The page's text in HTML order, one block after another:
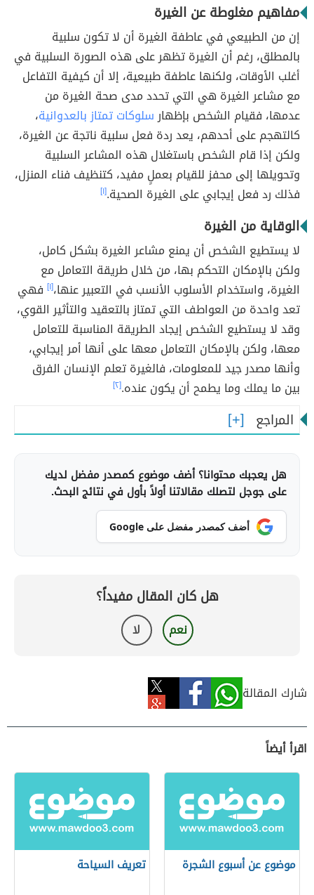
مفاهيم مغلوطة عن الغيرة
إن من الطبيعي في عاطفة الغيرة أن لا تكون سلبية
بالمطلق، رغم أن الغيرة تظهر على هذه الصورة السلبية في
أغلب الأوقات، ولكنها عاطفة طبيعية، إلا أن كيفية التفاعل
مع مشاعر الغيرة هي التي تحدد مدى صحة الغيرة من
عدمها، فقيام الشخص بإظهارسلوكات تمتاز بالعدوانية،
كالتهجم على أحدهم، يعد ردة فعل سلبية ناتجة عن الغيرة،
ولكن إذا قام الشخص باستغلال هذه المشاعر السلبية
وتحويلها إلى محفز للقيام بعملٍ مفيد، كتنظيف فناء المنزل،
فذلك رد فعل إيجابي على الغيرة الصحية.[١]
الوقاية من الغيرة
لا يستطيع الشخص أن يمنع مشاعر الغيرة بشكل كامل،
ولكن بالإمكان التحكم بها، من خلال طريقة التعامل مع
الغيرة، واستخدام الأسلوب الأنسب في التعبير عنها،[١] فهي
تعد واحدة من العواطف التي تمتاز بالتعقيد والتأثير القوي،
وقد لا يستطيع الشخص إيجاد الطريقة المناسبة للتعامل
معها، ولكن بالإمكان التعامل معها على أنها أمر إيجابي،
وأنها مصدر جيد للمعلومات، فالغيرة تعلم الإنسان الفرق
بين ما يملك وما يطمح أن يكون عنده.[٢]
المراجع
هل يعجبك محتوانا؟ أضف موضوع كمصدر مفضل لديك
على جوجل لتصلك مقالاتنا أولاً بأول في نتائج البحث.
أضف كمصدر مفضل على Google
هل كان المقال مفيداً؟
نعم لا
شارك المقالة
اقرأ أيضاً
موضوع عن أسبوع الشجرة تعريف السياحة